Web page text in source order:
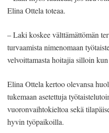
Elina Ottela toteaa.
– Laki koskee välttämättömän
turvaamista nimenomaan
velvoittamasta hoitajia silloin
Elina Ottela kertoo olevansa
tukemaan asetettuja
vuoronvaihtokieltoa sekä
hyvin työpaikoilla.